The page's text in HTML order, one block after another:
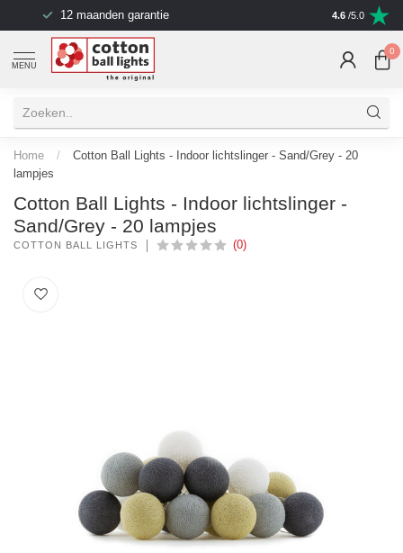
12 maanden garantie 4.6 /5.0
MENU
0
Home /
Cotton Ball Lights - Indoor lichtslinger - Sand/Grey - 20
lampjes
Cotton Ball Lights - Indoor lichtslinger -
Sand/Grey - 20 lampjes
COTTON BALL LIGHTS (0)